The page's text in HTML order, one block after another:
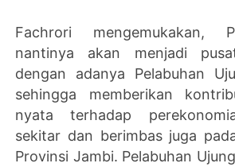
Fachrori mengemukakan,
nantinya akan menjadi
dengan adanya Pelabuhan
sehingga memberikan
nyata terhadap
sekitar dan berimbas juga
Provinsi Jambi. Pelabuhan